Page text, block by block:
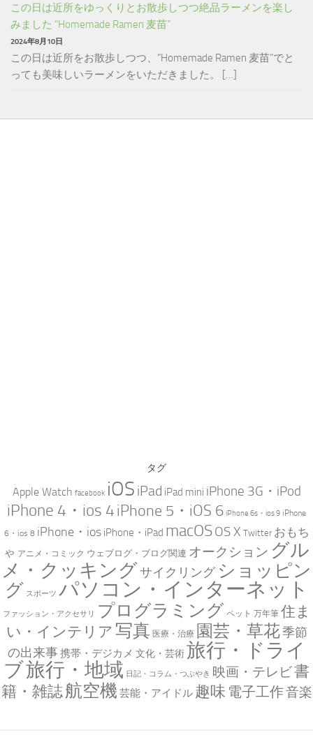
この日は近所をゆっくりとお散歩しつつ絶品ラーメンを楽し
みました “Homemade Ramen 麦苗”
2024年8月10日
この日は近所をお散歩しつつ、”Homemade Ramen 麦苗”でと
っても美味しいラーメンをいただきました。 […]
タグ
Apple Watch facebook iOS iPad iPad mini iPhone 3G・iPod
iPhone 4・ios 4iPhone 5・iOS 6 iPhone 6s・ios 9 iPhone
6・ios 8 iPhone・ios iPhone・iPad macOS OS X Twitter おもち
ゃ アニメ・コミック ウェブログ・ブログ関連 オークション グル
メ・クッキングサイクリング ショッピン
グ スポーツ パソコン・インターネット
ファッション・アクセサリ プログラミング ペット 万年筆 住ま
い・インテリア 写真 医療・治療 園芸・草花季節
の出来事携帯・デジカメ 文化・芸術 旅行・ドライ
ブ旅行・地域 日記・コラム・つぶやき 映画・テレビ書
籍・雑誌航空機 芸能・アイドル 趣味 電子工作音楽